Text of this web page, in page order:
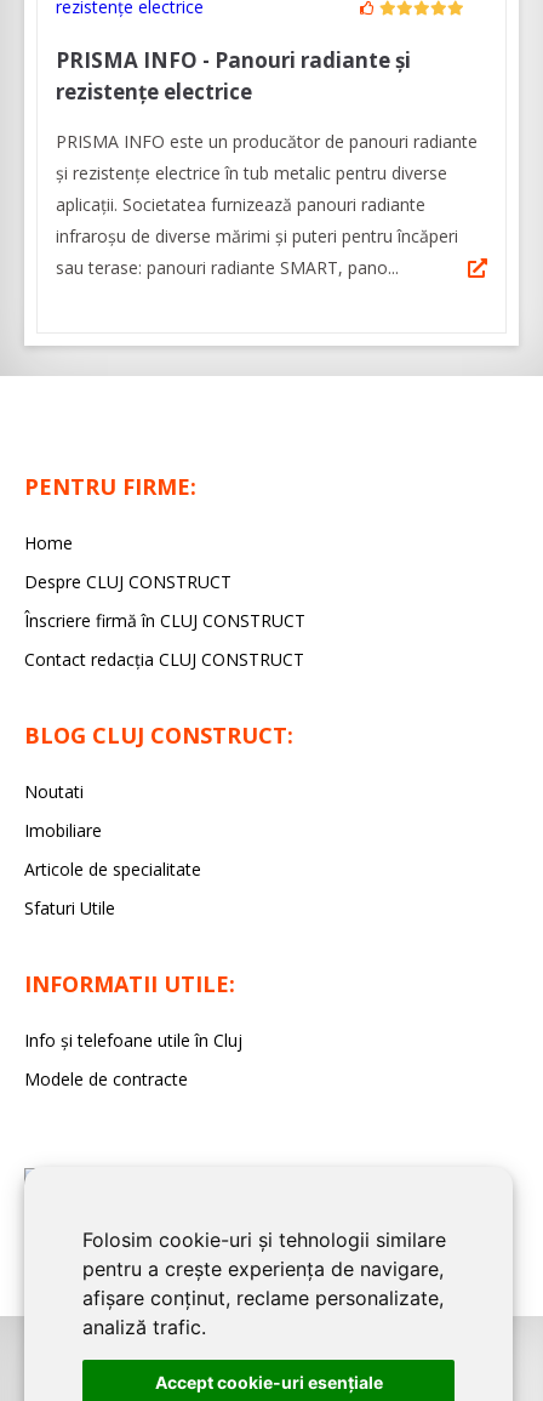
Folosim cookie-uri și tehnologii similare
pentru a crește experiența de navigare,
afișare conținut, reclame personalizate,
analiză trafic.
Accept cookie-uri esenţiale
PRISMA INFO - Panouri radiante și
rezistențe electrice
PRISMA INFO este un producător de panouri radiante
și rezistențe electrice în tub metalic pentru diverse
aplicații. Societatea furnizează panouri radiante
infraroșu de diverse mărimi și puteri pentru încăperi
sau terase: panouri radiante SMART, pano...
PENTRU FIRME:
Home
Despre CLUJ CONSTRUCT
Înscriere firmă în CLUJ CONSTRUCT
Contact redacția CLUJ CONSTRUCT
BLOG CLUJ CONSTRUCT:
Noutati
Imobiliare
Articole de specialitate
Sfaturi Utile
INFORMATII UTILE:
Info și telefoane utile în Cluj
Modele de contracte
CLUJ CONSTRUCTeste un serviciu de promovare online pentru